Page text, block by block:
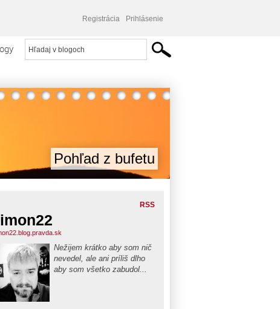
Registrácia Prihlásenie
Pohľad z bufetu
RSS
Nežijem krátko aby som nič
nevedel, ale ani príliš dlho
aby som všetko zabudol...